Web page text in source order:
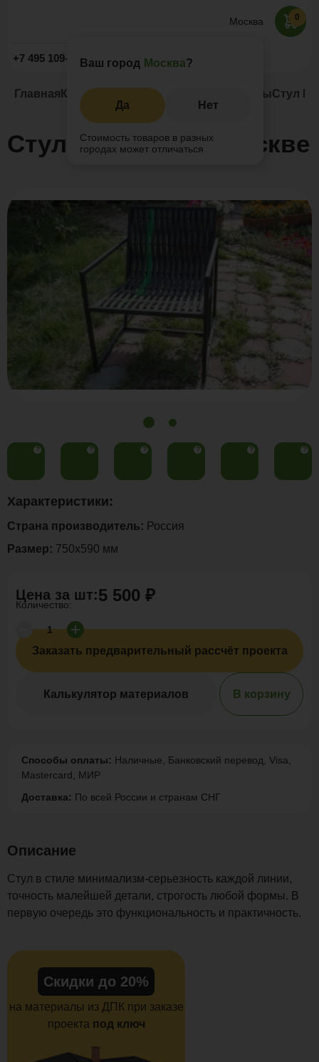
Москва
Ваш город Москва?
Да Нет
Стоимость товаров в разных
городах может отличаться
+7 495 109-52-09 Заказать звонок
0
Главная Каталог Мебель из полимерной лозыСтул
Стул Минимал в Москве
? ? ? ? ? ?
Цена за шт:5 500 ₽
Количество:
Заказать предварительный рассчёт проекта
Калькулятор материалов В корзину
Способы оплаты: Наличные, Банковский перевод, Visa,
Mastercard, МИР
Доставка: По всей России и странам СНГ
Характеристики:
Страна производитель: Россия
Размер: 750х590 мм
Описание
Стул в стиле минимализм-серьезность каждой линии,
точность малейшей детали, строгость любой формы. В
первую очередь это функциональность и практичность.
Скидки до 20%
на материалы из ДПК при заказе
проекта под ключ